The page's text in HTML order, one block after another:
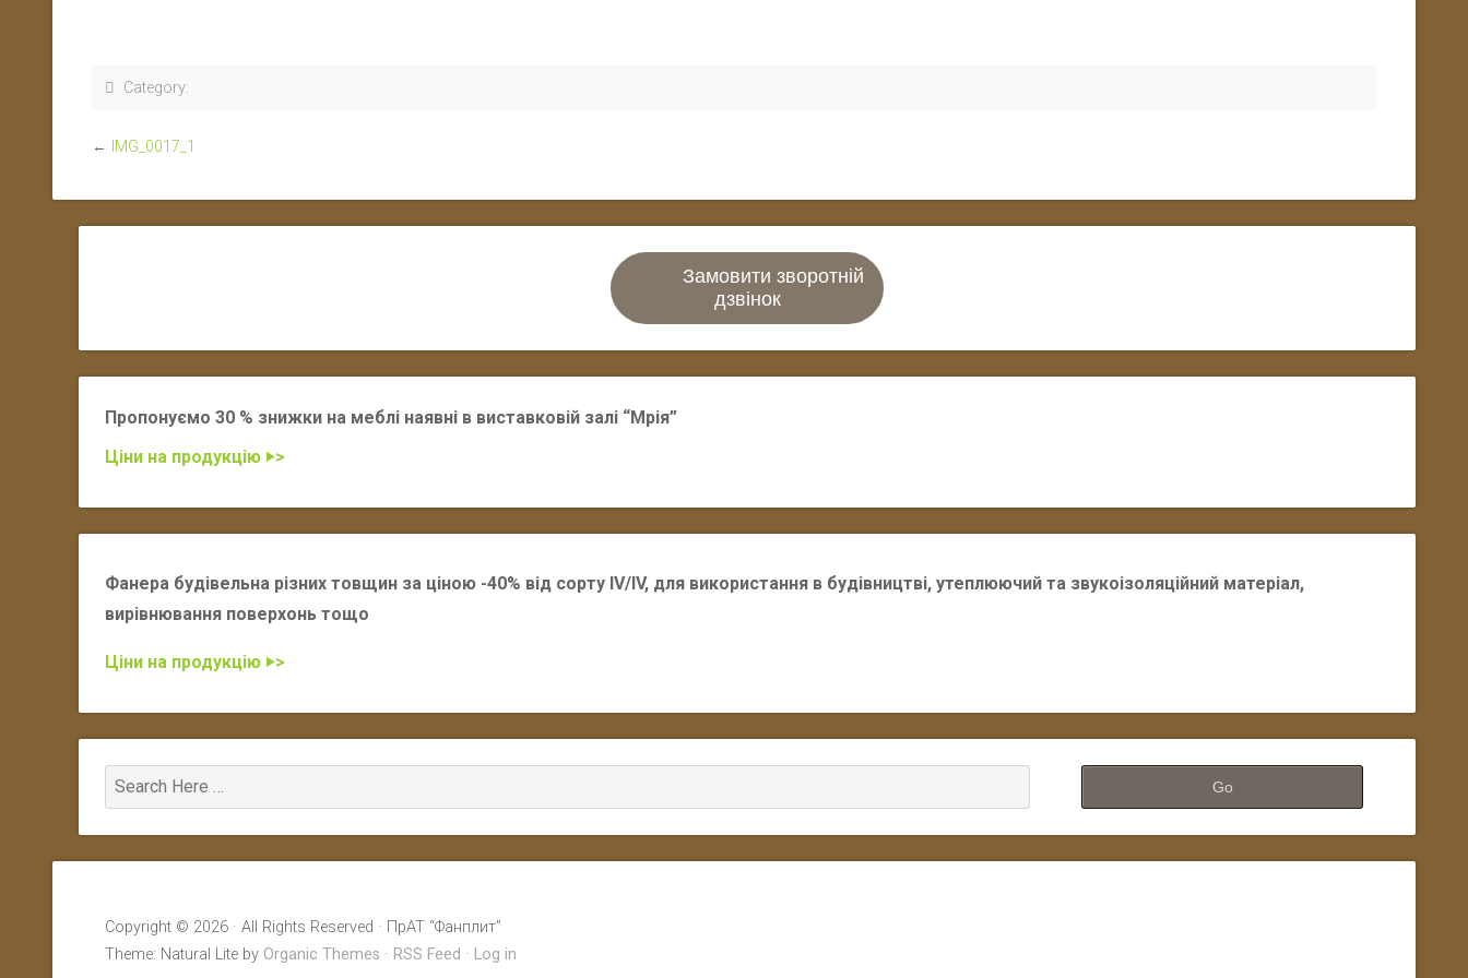
Category:
← IMG_0017_1
Замовити зворотній
дзвінок
Пропонуємо 30 % знижки на меблі наявні в виставковій залі “Мрія”
Ціни на продукцію ‣>
Фанера будівельна різних товщин за ціною -40% від сорту IV/IV, для використання в будівництві, утеплюючий та звукоізоляційний матеріал,
вирівнювання поверхонь тощо
Ціни на продукцію ‣>
Copyright © 2026 · All Rights Reserved · ПрАТ “Фанплит”
Theme: Natural Lite by Organic Themes · RSS Feed · Log in